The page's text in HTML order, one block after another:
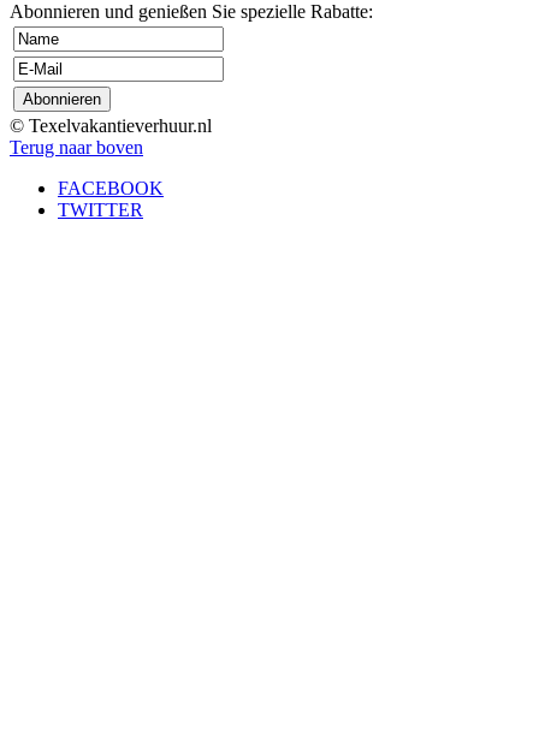
Abonnieren und genießen Sie spezielle Rabatte:
© Texelvakantieverhuur.nl
Terug naar boven
FACEBOOK
TWITTER